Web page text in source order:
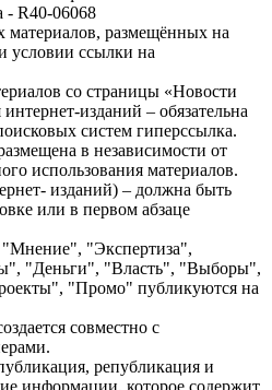
- R40-06068
размещённых на
условии ссылки на
со страницы «Новости
изданий – обязательна
систем гиперссылка.
в независимости от
использования материалов.
изданий) – должна быть
или в первом абзаце
"Экспертиза",
"Деньги", "Власть", "Выборы",
"Промо" публикуются на
совместно с
републикация и